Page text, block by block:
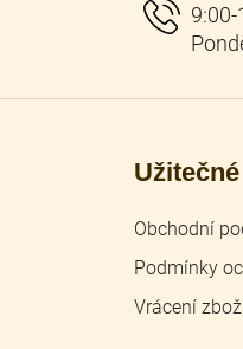
Obchodní
Podmínky
Vrácení